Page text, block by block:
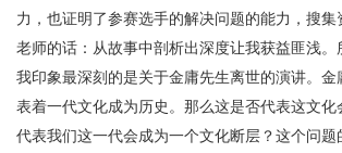
力，也证明了参赛选手的解决问题的能力，搜
老师的话：从故事中剖析出深度让我获益匪浅。
我印象最深刻的是关于金庸先生离世的演讲。金
表着一代文化成为历史。那么这是否代表这文化
代表我们这一代会成为一个文化断层？这个问题